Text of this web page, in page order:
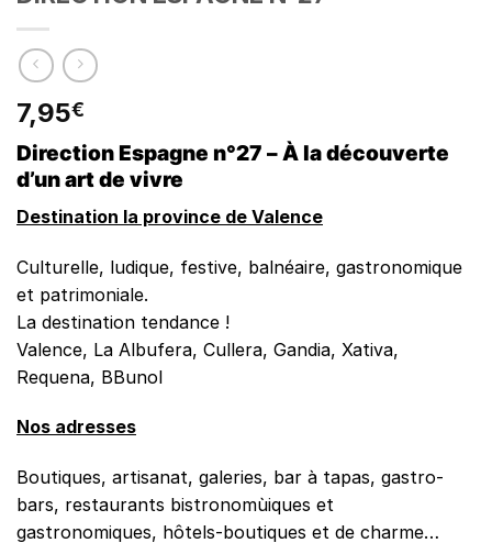
7,95€
Direction Espagne n°27 – À la découverte
d’un art de vivre
Destination la province de Valence
Culturelle, ludique, festive, balnéaire, gastronomique
et patrimoniale.
La destination tendance !
Valence, La Albufera, Cullera, Gandia, Xativa,
Requena, BBunol
Nos adresses
Boutiques, artisanat, galeries, bar à tapas, gastro-
bars, restaurants bistronomùiques et
gastronomiques, hôtels-boutiques et de charme…